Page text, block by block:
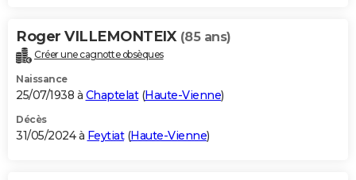
Roger VILLEMONTEIX (85 ans)
Créer une cagnotte obsèques
Naissance
25/07/1938 à Chaptelat(Haute-Vienne)
Décès
31/05/2024 à Feytiat(Haute-Vienne)